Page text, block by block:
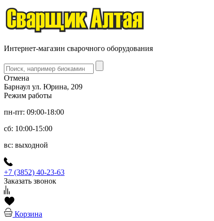
Интернет-магазин сварочного оборудования
Отмена
Барнаул ул. Юрина, 209
Режим работы
пн-пт: 09:00-18:00
сб: 10:00-15:00
вс: выходной
+7 (3852) 40-23-63
Заказать звонок
Корзина